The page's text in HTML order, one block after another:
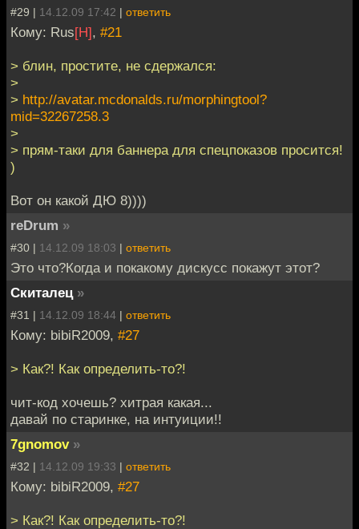
#29 | 14.12.09 17:42 | ответить
Кому: Rus[H], #21
> блин, простите, не сдержался:
>
> http://avatar.mcdonalds.ru/morphingtool?
mid=32267258.3
>
> прям-таки для баннера для спецпоказов просится!
)
Вот он какой ДЮ 8))))
reDrum »
#30 | 14.12.09 18:03 | ответить
Это что?Когда и покакому дискусс покажут этот?
Скиталец »
#31 | 14.12.09 18:44 | ответить
Кому: bibiR2009, #27
> Как?! Как определить-то?!
чит-код хочешь? хитрая какая...
давай по старинке, на интуиции!!
7gnomov »
#32 | 14.12.09 19:33 | ответить
Кому: bibiR2009, #27
> Как?! Как определить-то?!